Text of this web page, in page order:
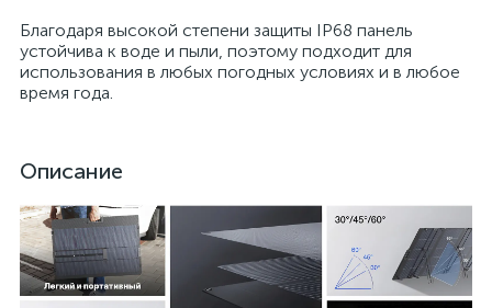
Благодаря высокой степени защиты IP68 панель
устойчива к воде и пыли, поэтому подходит для
использования в любых погодных условиях и в любое
время года.
Описание